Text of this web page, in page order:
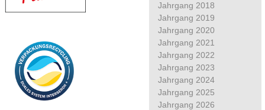
Jahrgang 2018
Jahrgang 2019
Jahrgang 2020
Jahrgang 2021
Jahrgang 2022
Jahrgang 2023
Jahrgang 2024
Jahrgang 2025
Jahrgang 2026